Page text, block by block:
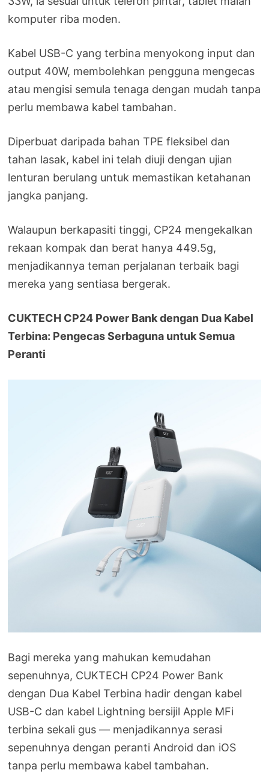
komputer riba moden.
Kabel USB-C yang terbina menyokong input dan
output 40W, membolehkan pengguna mengecas
atau mengisi semula tenaga dengan mudah tanpa
perlu membawa kabel tambahan.
Diperbuat daripada bahan TPE fleksibel dan
tahan lasak, kabel ini telah diuji dengan ujian
lenturan berulang untuk memastikan ketahanan
jangka panjang.
Walaupun berkapasiti tinggi, CP24 mengekalkan
rekaan kompak dan berat hanya 449.5g,
menjadikannya teman perjalanan terbaik bagi
mereka yang sentiasa bergerak.
CUKTECH CP24 Power Bank dengan Dua Kabel
Terbina: Pengecas Serbaguna untuk Semua
Peranti
Bagi mereka yang mahukan kemudahan
sepenuhnya, CUKTECH CP24 Power Bank
dengan Dua Kabel Terbina hadir dengan kabel
USB-C dan kabel Lightning bersijil Apple MFi
terbina sekali gus — menjadikannya serasi
sepenuhnya dengan peranti Android dan iOS
tanpa perlu membawa kabel tambahan.